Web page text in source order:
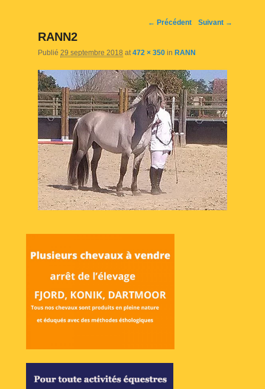
Navigation
← Précédent Suivant →
RANN2
Publié 29 septembre 2018 at 472 × 350 in RANN